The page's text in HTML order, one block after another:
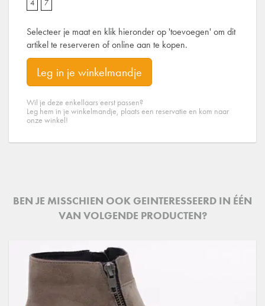
4 7
Selecteer je maat en klik hieronder op 'toevoegen' om dit
artikel te reserveren of online aan te kopen.
Leg in je winkelmandje
Wil je deze enkellaars eerst passen?
Leg hem in je winkelmandje, plaats een reservatie en kom naar
onze winkel!
BEN JE MISSCHIEN OOK GEINTERESSEERD IN ÉÉN
VAN VOLGENDE PRODUCTEN?